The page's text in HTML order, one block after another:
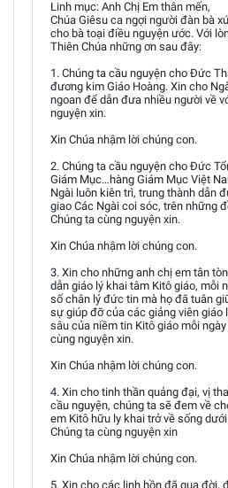
Linh mục: Anh Chị Em thân mến,
Chúa Giêsu ca ngợi người đàn bà
cho bà toại điều nguyện ước. Với
Thiên Chúa những ơn sau đây:
1. Chúng ta cầu nguyện cho Đức
đương kim Giáo Hoàng. Xin cho
ngoan để dẫn đưa nhiều người về
nguyện xin.
Xin Chúa nhậm lời chúng con.
2. Chúng ta cầu nguyện cho Đức
Giám Mục…hàng Giám Mục Việt
Ngài luôn kiên trì, trung thành dẫn
giao Các Ngài coi sóc, trên những
Chúng ta cùng nguyện xin.
Xin Chúa nhậm lời chúng con.
3. Xin cho những anh chị em tân
dẫn giáo lý khai tâm Kitô giáo, mỗi
số chân lý đức tin mà họ đã tuân
sự giúp đỡ của các giảng viên giáo
sâu của niềm tin Kitô giáo mỗi
cùng nguyện xin.
Xin Chúa nhậm lời chúng con.
4. Xin cho tinh thần quảng đại, vị
cầu nguyện, chúng ta sẽ đem về
em Kitô hữu ly khai trở về sống
Chúng ta cùng nguyện xin
Xin Chúa nhậm lời chúng con.
5. Xin cho các linh hồn đã qua đời,